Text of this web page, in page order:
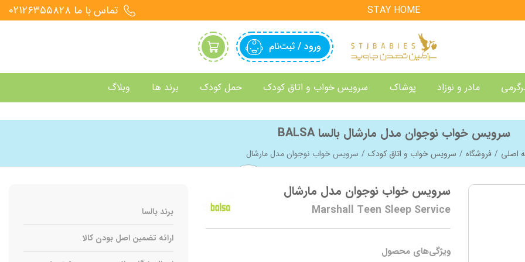
STAY HOME تماس با ما 021۲۶۳۵۵۸۲۸
ورود / ثبت‌نام
مادر و نوزاد پوشاک سرویس خواب و اتاق کودک حمل کودک برند ها وبلاگ
سرویس خواب نوجوان مدل مارشال بالسا BALSA
اصلی فروشگاه سرویس خواب و اتاق کودک سرویس خواب نوجوان مدل مارشال
سرویس خواب نوجوان مدل مارشال
Marshall Teen Sleep Service
ویژگی‌های محصول
برند بالسا
ارائه تضمین اصل بودن کالا